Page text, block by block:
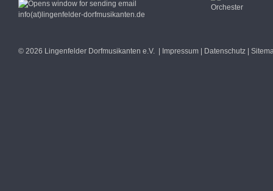
info(at)lingenfelder-dorfmusikanten.de
Orchester
© 2026 Lingenfelder Dorfmusikanten e.V. | Impressum Datenschutz